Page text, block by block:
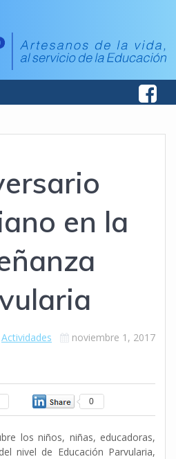
en la
Actividades noviembre 1, 2017
0
los niños, niñas, educadoras,
nivel de Educación Parvularia,